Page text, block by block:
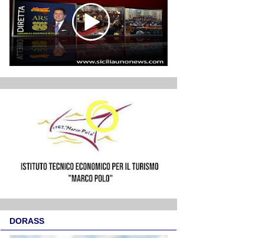
DORASS